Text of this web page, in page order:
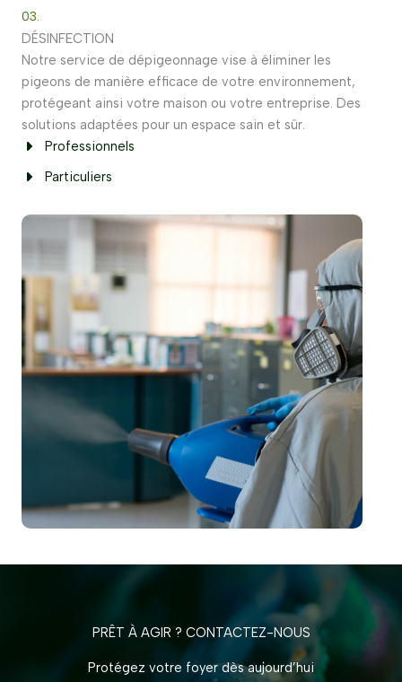
03.
DÉSINFECTION
Notre service de dépigeonnage vise à éliminer les
pigeons de manière efficace de votre environnement,
protégeant ainsi votre maison ou votre entreprise. Des
solutions adaptées pour un espace sain et sûr.
Professionnels
Particuliers
PRÊT À AGIR ? CONTACTEZ-NOUS
Protégez votre foyer dès aujourd’hui